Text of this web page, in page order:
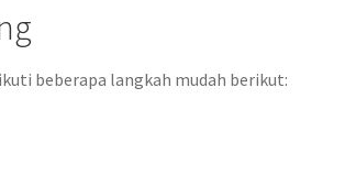
beberapa langkah mudah berikut: